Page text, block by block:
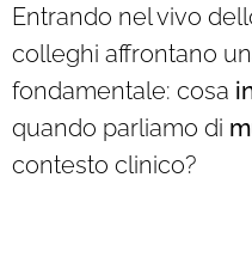
Entrando nel vivo
colleghi affrontano
fondamentale: cosa
quando parliamo di
contesto clinico?